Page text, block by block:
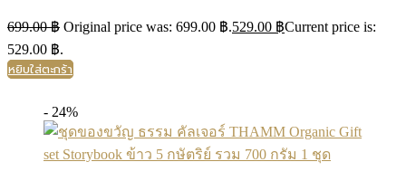
699.00฿ Original price was: 699.00 ฿.529.00 ฿Current price is:
529.00 ฿.
หยิบใส่ตะกร้า
- 24%